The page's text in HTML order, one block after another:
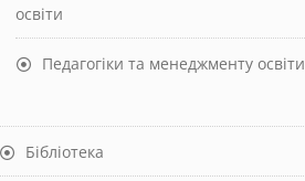
освіти
Педагогіки та менеджменту освіти
Бібліотека